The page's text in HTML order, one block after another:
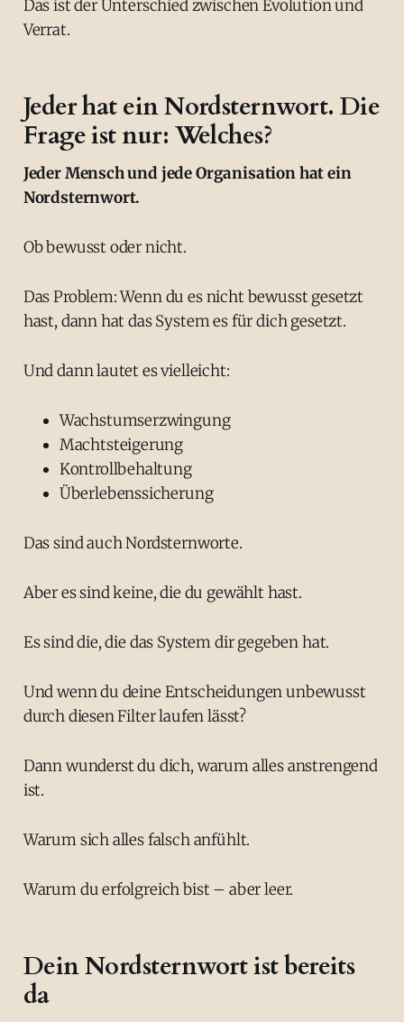
Das ist der Unterschied zwischen Evolution und
Verrat.
Jeder hat ein Nordsternwort. Die
Frage ist nur: Welches?
Jeder Mensch und jede Organisation hat ein
Nordsternwort.
Ob bewusst oder nicht.
Das Problem: Wenn du es nicht bewusst gesetzt
hast, dann hat das System es für dich gesetzt.
Und dann lautet es vielleicht:
Wachstumserzwingung
Machtsteigerung
Kontrollbehaltung
Überlebenssicherung
Das sind auch Nordsternworte.
Aber es sind keine, die du gewählt hast.
Es sind die, die das System dir gegeben hat.
Und wenn du deine Entscheidungen unbewusst
durch diesen Filter laufen lässt?
Dann wunderst du dich, warum alles anstrengend
ist.
Warum sich alles falsch anfühlt.
Warum du erfolgreich bist – aber leer.
Dein Nordsternwort ist bereits
da